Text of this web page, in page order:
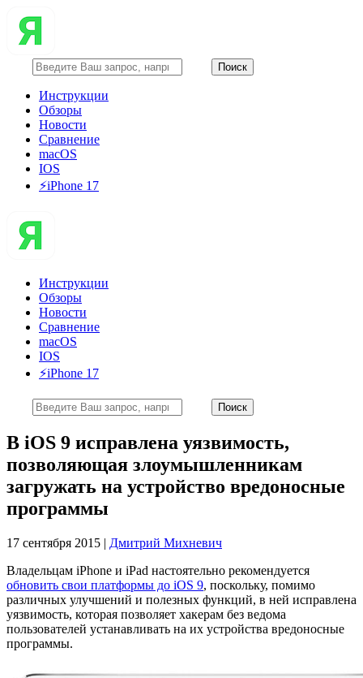
Инструкции
Обзоры
Новости
Сравнение
macOS
IOS
⚡️iPhone 17
Инструкции
Обзоры
Новости
Сравнение
macOS
IOS
⚡️iPhone 17
В iOS 9 исправлена уязвимость,
позволяющая злоумышленникам
загружать на устройство вредоносные
программы
17 сентября 2015 | Дмитрий Михневич
Владельцам iPhone и iPad настоятельно рекомендуется
обновить свои платформы до iOS 9, поскольку, помимо
различных улучшений и полезных функций, в ней исправлена
уязвимость, которая позволяет хакерам без ведома
пользователей устанавливать на их устройства вредоносные
программы.